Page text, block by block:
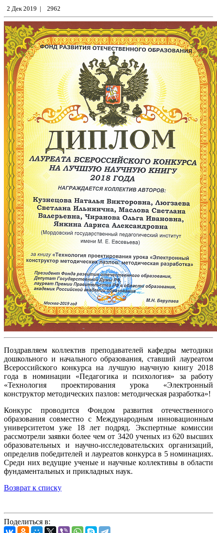
2 Дек 2019 | 2962
Поздравляем коллектив преподавателей кафедры методики
дошкольного и начального образования, ставший лауреатом
Всероссийского конкурса на лучшую научную книгу 2018
года в номинации «Педагогика и психология» за работу
«Технология проектирования урока «Электронный
конструктор методических пазлов: методическая разработка»!
Конкурс проводится Фондом развития отечественного
образования совместно с Международным инновационным
университетом уже 18 лет подряд. Экспертные комиссии
рассмотрели заявки более чем от 3420 ученых из 620 высших
образовательных и научно-исследовательских организаций,
определив победителей и лауреатов конкурса в 5 номинациях.
Среди них ведущие ученые и научные коллективы в области
фундаментальных и прикладных наук.
Возврат к списку
Поделиться в: